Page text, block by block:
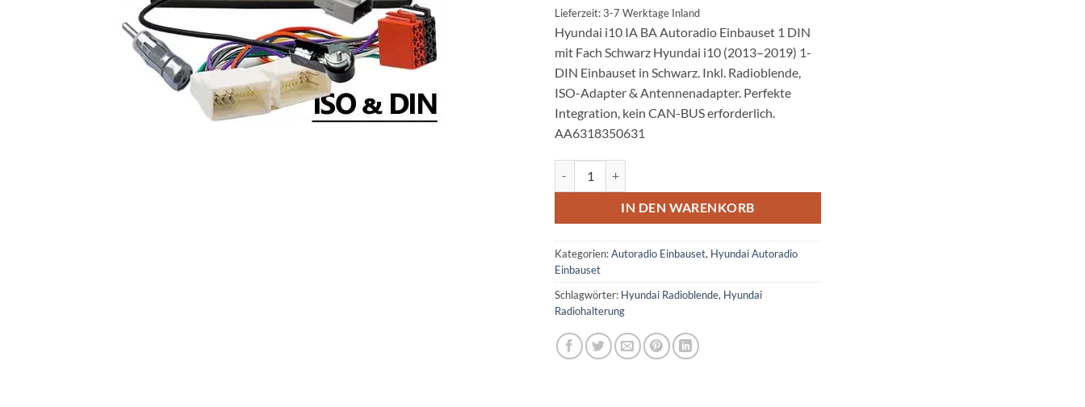
Lieferzeit: 3-7 Werktage Inland
Hyundai i10 IA BA Autoradio Einbauset 1 DIN
mit Fach Schwarz Hyundai i10 (2013–2019) 1-
DIN Einbauset in Schwarz. Inkl. Radioblende,
ISO-Adapter & Antennenadapter. Perfekte
Integration, kein CAN-BUS erforderlich.
AA6318350631
IN DEN WARENKORB
Kategorien:Autoradio Einbauset, Hyundai Autoradio
Einbauset
Schlagwörter: Hyundai Radioblende, Hyundai
Radiohalterung